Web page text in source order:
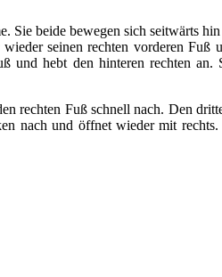
Sie beide bewegen sich seitwärts
seinen rechten vorderen
hebt den hinteren rechten
rechten Fuß schnell nach. Den
nach und öffnet wieder mit